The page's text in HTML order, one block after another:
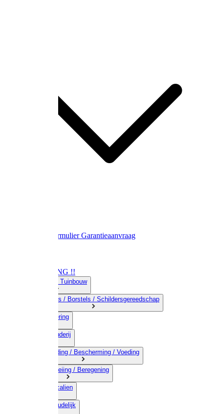
RetourformulierGarantieaanvraag
OPRUIMING !!
01) Land-& Tuinbouw
02) Bezems / Borstels / Schildersgereedschap
03) Afrastering
04) Veehouderij
05) Bestrijding / Bescherming / Voeding
06) Besproeiing / Beregening
07) Chemicalien
08) Huishoudelijk